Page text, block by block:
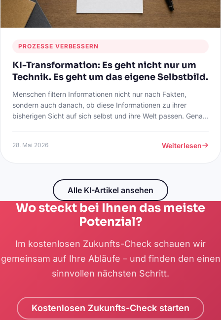
PROZESSE VERBESSERN
KI-Transformation: Es geht nicht nur um
Technik. Es geht um das eigene Selbstbild.
Menschen filtern Informationen nicht nur nach Fakten,
sondern auch danach, ob diese Informationen zu ihrer
bisherigen Sicht auf sich selbst und ihre Welt passen. Genau
28. Mai 2026 Weiterlesen
Alle KI-Artikel ansehen
Wo steckt bei Ihnen das meiste
Potenzial?
Im kostenlosen Zukunfts-Check schauen wir
gemeinsam auf Ihre Abläufe – und finden den einen
sinnvollen nächsten Schritt.
Kostenlosen Zukunfts-Check starten